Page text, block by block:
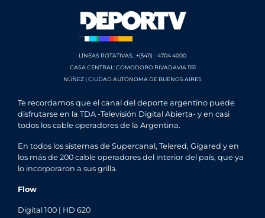
LÍNEAS ROTATIVAS.: +(5411) - 4704 4000
CASA CENTRAL: COMODORO RIVADAVIA 1151
NÚÑEZ | CIUDAD AUTÓNOMA DE BUENOS AIRES
Te recordamos que el canal del deporte argentino puede
disfrutarse en la TDA -Televisión Digital Abierta- y en casi
todos los cable operadores de la Argentina.
En todos los sistemas de Supercanal, Telered, Gigared y en
los más de 200 cable operadores del interior del país, que ya
lo incorporaron a sus grilla.
Flow
Digital 100 | HD 620